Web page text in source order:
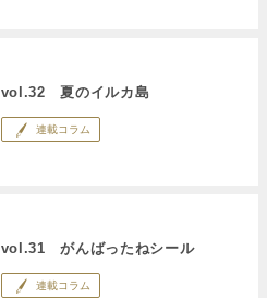
vol.32 夏のイルカ島
連載コラム
vol.31 がんばったねシール
連載コラム